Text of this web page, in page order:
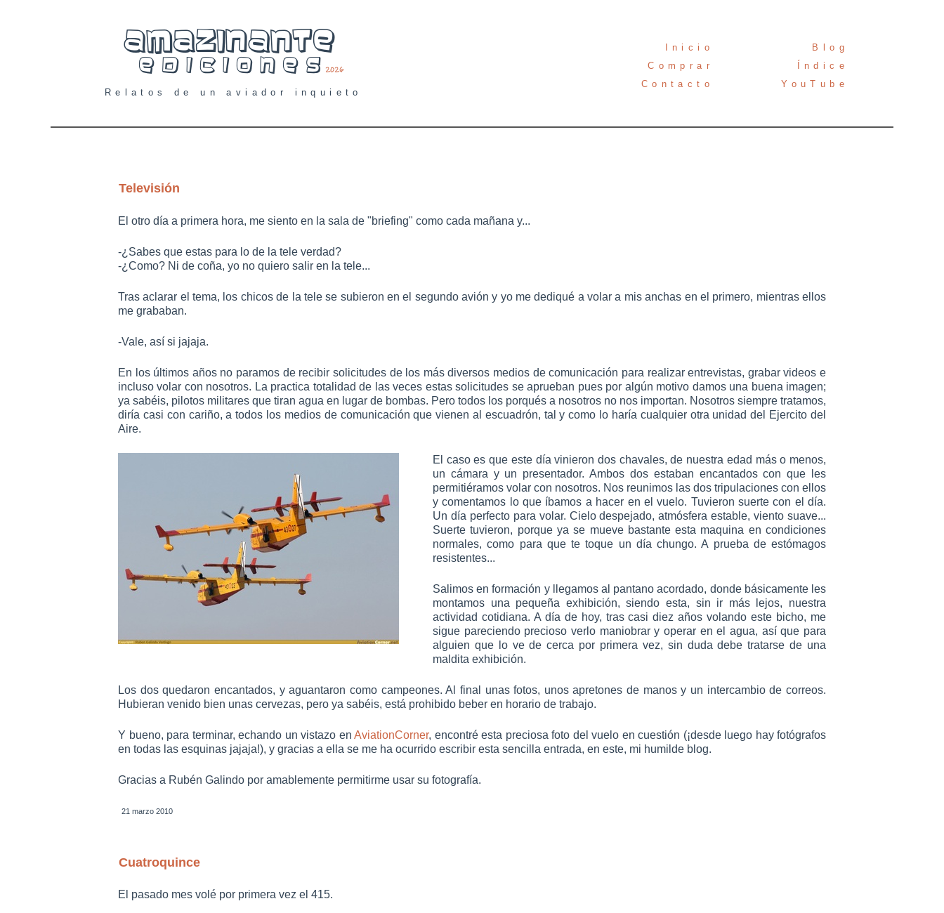
Relatos de un aviador inquieto
Comprar
Contacto
YouTube
Índice
Blog
Inicio
Televisión
El otro día a primera hora, me siento en la sala de "briefing" como cada mañana y...
-¿Sabes que estas para lo de la tele verdad?
-¿Como? Ni de coña, yo no quiero salir en la tele...
Tras aclarar el tema, los chicos de la tele se subieron en el segundo avión y yo me dediqué a volar a mis anchas en el primero, mientras ellos
me grababan.
-Vale, así si jajaja.
En los últimos años no paramos de recibir solicitudes de los más diversos medios de comunicación para realizar entrevistas, grabar videos e
incluso volar con nosotros. La practica totalidad de las veces estas solicitudes se aprueban pues por algún motivo damos una buena imagen;
ya sabéis, pilotos militares que tiran agua en lugar de bombas. Pero todos los porqués a nosotros no nos importan. Nosotros siempre tratamos,
diría casi con cariño, a todos los medios de comunicación que vienen al escuadrón, tal y como lo haría cualquier otra unidad del Ejercito del
Aire.
El caso es que este día vinieron dos chavales, de nuestra edad más o menos,
un cámara y un presentador. Ambos dos estaban encantados con que les
permitiéramos volar con nosotros. Nos reunimos las dos tripulaciones con ellos
y comentamos lo que íbamos a hacer en el vuelo. Tuvieron suerte con el día.
Un día perfecto para volar. Cielo despejado, atmósfera estable, viento suave...
Suerte tuvieron, porque ya se mueve bastante esta maquina en condiciones
normales, como para que te toque un día chungo. A prueba de estómagos
resistentes...
Salimos en formación y llegamos al pantano acordado, donde básicamente les
montamos una pequeña exhibición, siendo esta, sin ir más lejos, nuestra
actividad cotidiana. A día de hoy, tras casi diez años volando este bicho, me
sigue pareciendo precioso verlo maniobrar y operar en el agua, así que para
alguien que lo ve de cerca por primera vez, sin duda debe tratarse de una
maldita exhibición.
Los dos quedaron encantados, y aguantaron como campeones. Al final unas fotos, unos apretones de manos y un intercambio de correos.
Hubieran venido bien unas cervezas, pero ya sabéis, está prohibido beber en horario de trabajo.
Y bueno, para terminar, echando un vistazo en AviationCorner, encontré esta preciosa foto del vuelo en cuestión (¡desde luego hay fotógrafos
en todas las esquinas jajaja!), y gracias a ella se me ha ocurrido escribir esta sencilla entrada, en este, mi humilde blog.
Gracias a Rubén Galindo por amablemente permitirme usar su fotografía.
21 marzo 2010
Cuatroquince
El pasado mes volé por primera vez el 415.